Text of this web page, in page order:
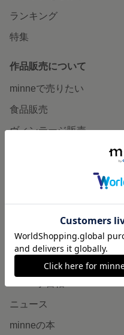
ランキング
特集
作品販売について
minneで売りたい
食品販売
ヴィンテージ販売
読みもの
minneとものづくりと
ニュース
minneの本